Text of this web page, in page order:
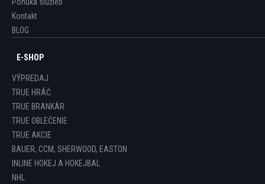
Kontakt
BLOG
E-SHOP
VÝPREDAJ
TRUE HRÁČ
TRUE BRANKÁR
TRUE OBLEČENIE
TRUE AKCIE
BAUER, CCM, SHERWOOD, EASTON
INLINE HOKEJ A HOKEJBAL
NHL